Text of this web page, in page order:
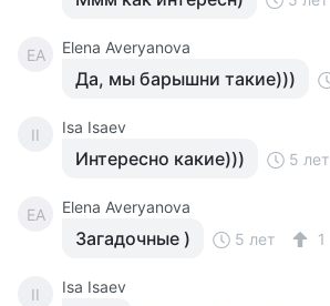
EA Elena Averyanova
Да, мы барышни такие)))
II Isa Isaev
Интересно какие))) 5 лет
EA Elena Averyanova
Загадочные ) 5 лет 1
II Isa Isaev